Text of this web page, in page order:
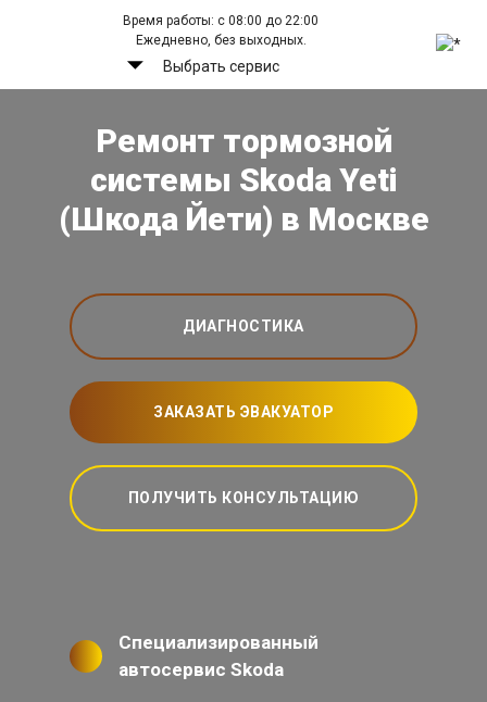
Время работы: с 08:00 до 22:00
Ежедневно, без выходных.
Выбрать сервис
Ремонт тормозной
системы Skoda Yeti
(Шкода Йети) в Москве
ДИАГНОСТИКА
ЗАКАЗАТЬ ЭВАКУАТОР
ПОЛУЧИТЬ КОНСУЛЬТАЦИЮ
Специализированный
автосервис Skoda